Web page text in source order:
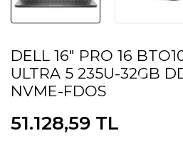
DELL 16" PRO 16
ULTRA 5 235U-32GB
NVME-FDOS
51.128,59 TL